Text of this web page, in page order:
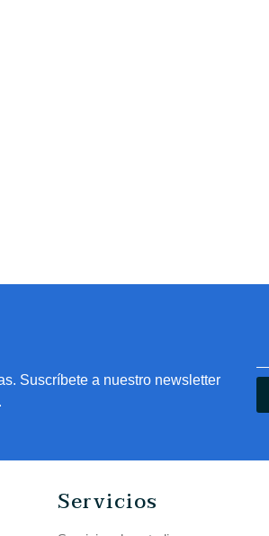
Suscríbete a nuestro newsletter
Servicios